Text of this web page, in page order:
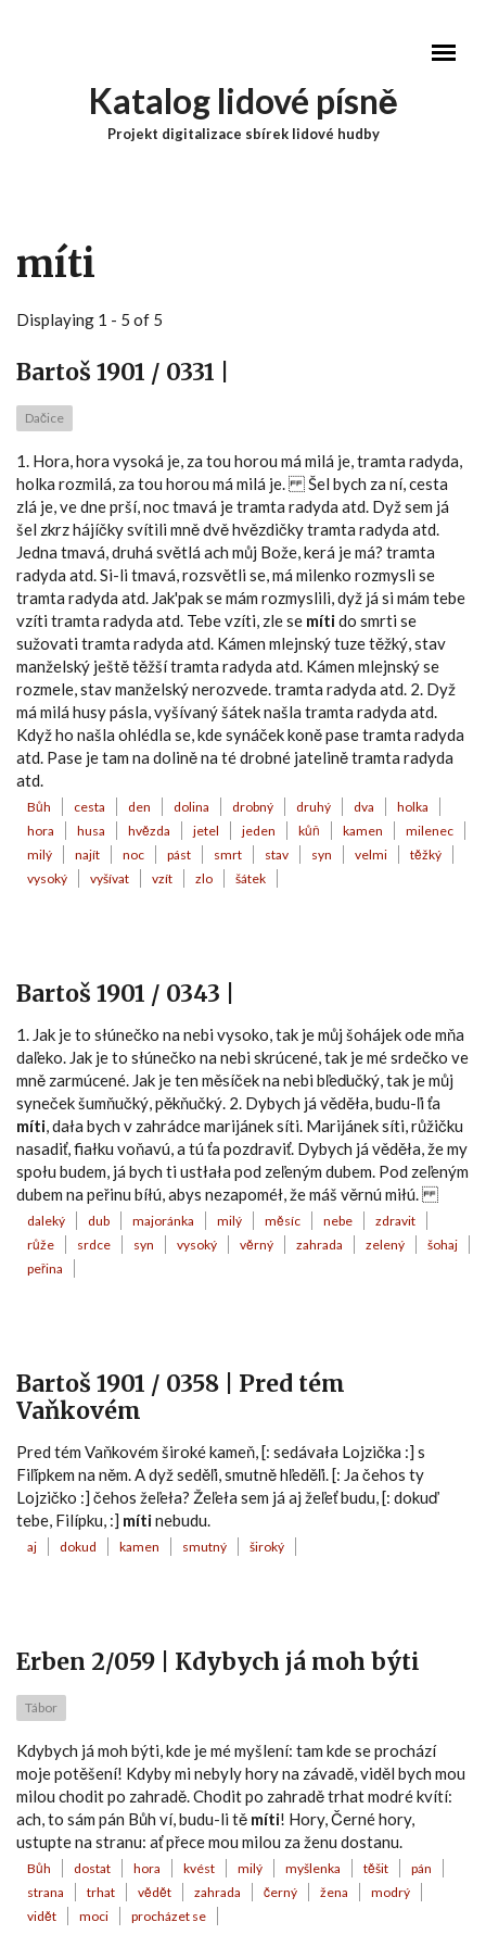
Katalog lidové písně
Projekt digitalizace sbírek lidové hudby
míti
Displaying 1 - 5 of 5
Bartoš 1901 / 0331 |
Dačice
1. Hora, hora vysoká je, za tou horou má milá je, tramta radyda,
holka rozmilá, za tou horou má milá je. Šel bych za ní, cesta
zlá je, ve dne prší, noc tmavá je tramta radyda atd. Dyž sem já
šel zkrz hájíčky svítili mně dvě hvězdičky tramta radyda atd.
Jedna tmavá, druhá světlá ach můj Bože, kerá je má? tramta
radyda atd. Si-li tmavá, rozsvětli se, má milenko rozmysli se
tramta radyda atd. Jak'pak se mám rozmyslili, dyž já si mám tebe
vzíti tramta radyda atd. Tebe vzíti, zle se mítido smrti se
sužovati tramta radyda atd. Kámen mlejnský tuze těžký, stav
manželský ještě těžší tramta radyda atd. Kámen mlejnský se
rozmele, stav manželský nerozvede. tramta radyda atd. 2. Dyž
má milá husy pásla, vyšívaný šátek našla tramta radyda atd.
Když ho našla ohlédla se, kde synáček koně pase tramta radyda
atd. Pase je tam na dolině na té drobné jatelině tramta radyda
atd.
Bůh cesta den dolina drobný druhý dva
holka
hora
husa hvězda jetel jeden kůň kamen
milenec
milý
najít noc pást smrt stav syn velmi
těžký
vysoký
vyšívat vzít zlo šátek
Bartoš 1901 / 0343 |
1. Jak je to słúnečko na nebi vysoko, tak je můj šohájek ode mňa
daľeko. Jak je to słúnečko na nebi skrúcené, tak je mé srdečko ve
mně zarmúcené. Jak je ten měsíček na nebi bľeďučký, tak je můj
syneček šumňučký, pěkňučký. 2. Dybych já věděła, budu-ľi ťa
míti, dała bych v zahrádce marijánek síti. Marijánek síti, růžičku
nasadiť, fiałku voňavú, a tú ťa pozdraviť. Dybych já věděła, že my
społu budem, já bych ti ustłała pod zeľeným dubem. Pod zeľeným
dubem na peřinu bíłú, abys nezapoméł, že máš věrnú miłú.
daleký dub majoránka milý měsíc nebe
zdravit
růže
srdce syn vysoký věrný zahrada zelený
šohaj
peřina
Bartoš 1901 / 0358 | Pred tém
Vaňkovém
Pred tém Vaňkovém široké kameň, [: sedávała Lojzička :] s
Fiľípkem na něm. A dyž seděľi, smutně hľeděľi. [: Ja čehos ty
Lojzičko :] čehos žeľeła? Žeľeła sem já aj žeľeť budu, [: dokuď
tebe, Filípku, :] mítinebudu.
aj dokud kamen smutný široký
Erben 2/059 | Kdybych já moh býti
Tábor
Kdybych já moh býti, kde je mé myšlení: tam kde se prochází
moje potěšení! Kdyby mi nebyly hory na závadě, viděl bych mou
milou chodit po zahradě. Chodit po zahradě trhat modré kvítí:
ach, to sám pán Bůh ví, budu-li tě míti! Hory, Černé hory,
ustupte na stranu: ať přece mou milou za ženu dostanu.
Bůh dostat hora kvést milý myšlenka těšit
pán
strana
trhat vědět zahrada černý žena
modrý
vidět
moci procházet se